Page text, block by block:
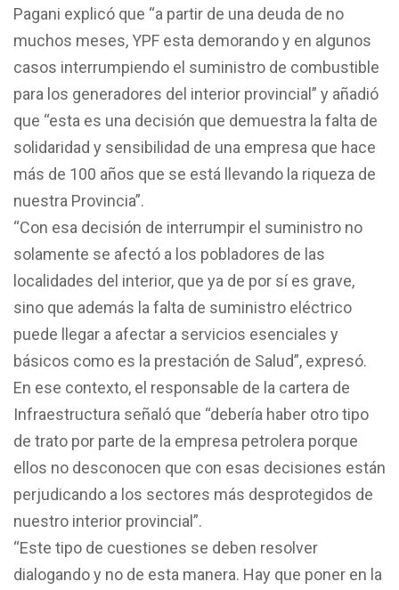
Pagani explicó que “a partir de una deuda de no
muchos meses, YPF esta demorando y en algunos
casos interrumpiendo el suministro de combustible
para los generadores del interior provincial” y añadió
que “esta es una decisión que demuestra la falta de
solidaridad y sensibilidad de una empresa que hace
más de 100 años que se está llevando la riqueza de
nuestra Provincia”.
“Con esa decisión de interrumpir el suministro no
solamente se afectó a los pobladores de las
localidades del interior, que ya de por sí es grave,
sino que además la falta de suministro eléctrico
puede llegar a afectar a servicios esenciales y
básicos como es la prestación de Salud”, expresó.
En ese contexto, el responsable de la cartera de
Infraestructura señaló que “debería haber otro tipo
de trato por parte de la empresa petrolera porque
ellos no desconocen que con esas decisiones están
perjudicando a los sectores más desprotegidos de
nuestro interior provincial”.
“Este tipo de cuestiones se deben resolver
dialogando y no de esta manera. Hay que poner en la